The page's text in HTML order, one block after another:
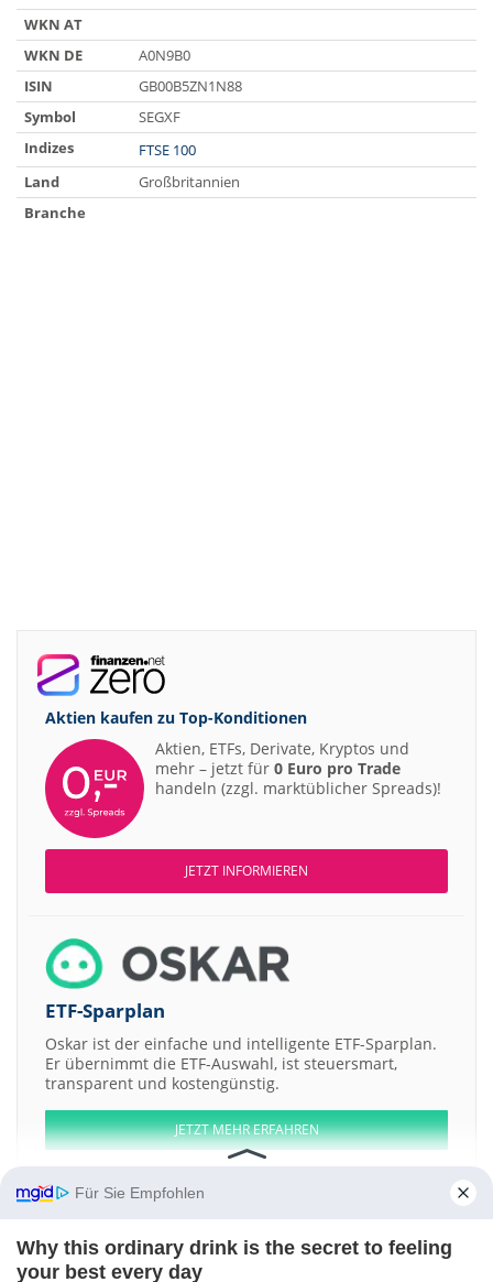
WKN AT
WKN DE
A0N9B0
ISIN
GB00B5ZN1N88
Symbol
SEGXF
Indizes
FTSE 100
Land
Großbritannien
Branche
Aktien kaufen zu Top-Konditionen
Aktien, ETFs, Derivate, Kryptos und
mehr – jetzt für 0 Euro pro Trade
handeln (zzgl. marktüblicher Spreads)!
JETZT INFORMIEREN
ETF-Sparplan
Oskar ist der einfache und intelligente ETF-Sparplan.
Er übernimmt die ETF-Auswahl, ist steuersmart,
transparent und kostengünstig.
JETZT MEHR ERFAHREN
Aktien ATX DAX EuroStoxx 50 Dow Jones NASDAQ 100 Nikkei 225
Für Sie Empfohlen
Why this ordinary drink is the secret to feeling
your best every day